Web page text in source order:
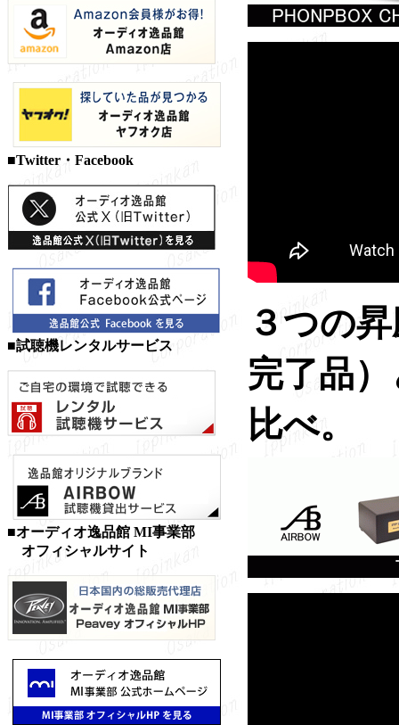
■Twitter・Facebook
■試聴機レンタルサービス
■オーディオ逸品館 MI事業部
オフィシャルサイト
３つの
完了品
比べ。